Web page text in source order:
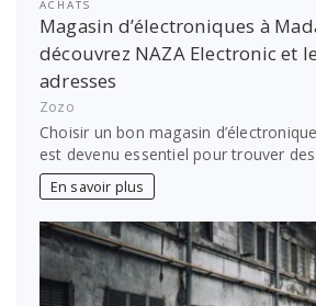
ACHATS
Magasin d’électroniques à
découvrez NAZA Electronic et
adresses
Zozo
Choisir un bon magasin
est devenu essentiel pour trouver
En savoir plus